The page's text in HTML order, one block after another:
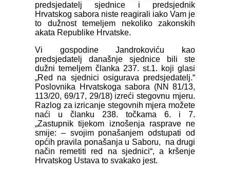
predsjedatelj sjednice i predsjednik
Hrvatskog sabora niste reagirali iako Vam je
to dužnost temeljem nekoliko zakonskih
akata Republike Hrvatske.
Vi gospodine Jandrokoviću kao
predsjedatelj današnje sjednice bili ste
dužni temeljem članka 237. st.1. koji glasi
„Red na sjednici osigurava predsjedatelj.“
Poslovnika Hrvatskoga sabora (NN 81/13,
113/20, 69/17, 29/18) izreći stegovnu mjeru.
Razlog za izricanje stegovnih mjera možete
naći u članku 238. točkama 6. i 7.
„Zastupnik tijekom iznošenja rasprave ne
smije: – svojim ponašanjem odstupati od
općih pravila ponašanja u Saboru, na drugi
način remetiti red na sjednici“, a kršenje
Hrvatskog Ustava to svakako jest.